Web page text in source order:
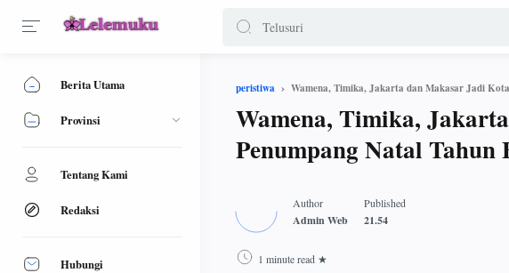
peristiwa Wamena, Timika, Jakarta dan Makasar Jadi
Wamena, Timika,
Penumpang Natal
1 minute read
Berita Utama
Provinsi
Tentang Kami
Redaksi
Hubungi